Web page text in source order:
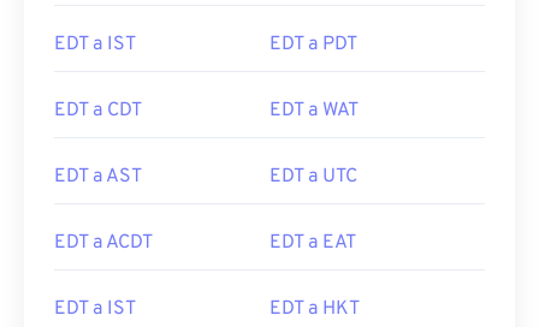
EDT a IST EDT a PDT
EDT a CDT EDT a WAT
EDT a AST EDT a UTC
EDT a ACDT EDT a EAT
EDT a IST EDT a HKT